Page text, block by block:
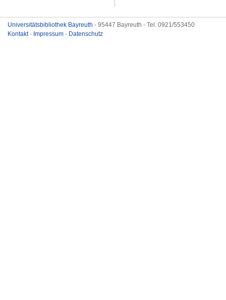
Universitätsbibliothek Bayreuth - 95447 Bayreuth - Tel. 0921/553450
Kontakt- Impressum - Datenschutz